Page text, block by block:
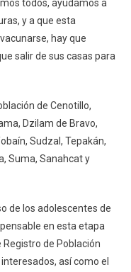
todos, ayudamos a
y a que esta
hay que
salir de sus casas para
de Cenotillo,
Dzilam de Bravo,
Sudzal, Tepakán,
Suma, Sanahcat y
de los adolescentes de
en esta etapa
de Población
así como el